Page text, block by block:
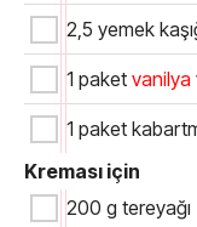
2,5 yemek
1 paket vanilya
1 paket
Kreması için
200 g tereyağı